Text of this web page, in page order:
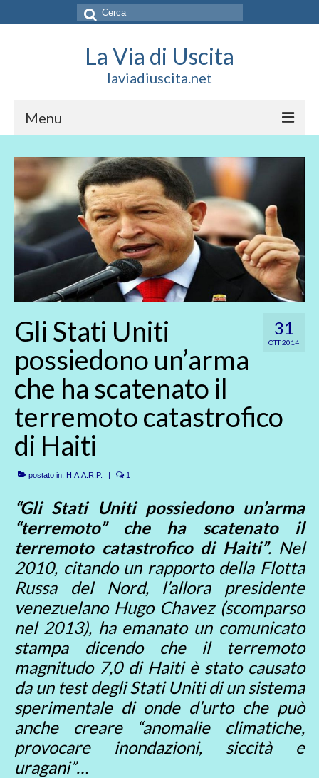
Cerca:
La Via di Uscita
laviadiuscita.net
Menu
HOME
CHI SIAMO
SOCIAL
SOSTIENICI
CONTATTI
31
OTT 2014
Gli Stati Uniti
possiedono un’arma
che ha scatenato il
terremoto catastrofico
di Haiti
postato in: H.A.A.R.P. | 1
“Gli Stati Uniti possiedono un’arma
“terremoto” che ha scatenato il
terremoto catastrofico di Haiti”. Nel
2010, citando un rapporto della Flotta
Russa del Nord, l’allora presidente
venezuelano Hugo Chavez (scomparso
nel 2013), ha emanato un comunicato
stampa dicendo che il terremoto
magnitudo 7,0 di Haiti è stato causato
da un test degli Stati Uniti di un sistema
sperimentale di onde d’urto che può
anche creare “anomalie climatiche,
provocare inondazioni, siccità e
uragani”…